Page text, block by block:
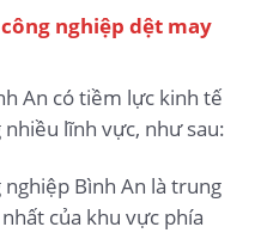
nghiệp dệt may
An có tiềm lực kinh tế
lĩnh vực, như sau:
Bình An là trung
của khu vực phía